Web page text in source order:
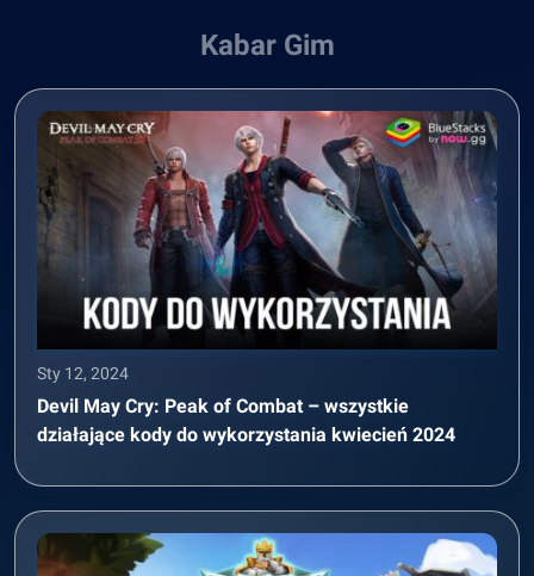
Kabar Gim
Sty 12, 2024
Devil May Cry: Peak of Combat – wszystkie
działające kody do wykorzystania kwiecień 2024